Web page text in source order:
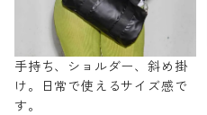
手持ち、ショルダー、斜め掛
け。日常で使えるサイズ感で
す。